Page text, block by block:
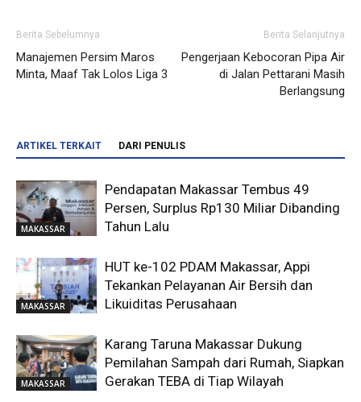
Berita Sebelumnya
Manajemen Persim Maros
Minta, Maaf Tak Lolos Liga 3
Berita Selanjutnya
Pengerjaan Kebocoran Pipa Air
di Jalan Pettarani Masih
Berlangsung
ARTIKEL TERKAIT DARI PENULIS
MAKASSAR
Pendapatan Makassar Tembus 49
Persen, Surplus Rp130 Miliar Dibanding
Tahun Lalu
MAKASSAR
HUT ke-102 PDAM Makassar, Appi
Tekankan Pelayanan Air Bersih dan
Likuiditas Perusahaan
MAKASSAR
Karang Taruna Makassar Dukung
Pemilahan Sampah dari Rumah, Siapkan
Gerakan TEBA di Tiap Wilayah